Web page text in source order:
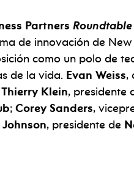
Partners Roundtable
de innovación de
como un polo de
de la vida. Evan Weiss,
Thierry Klein, presidente
; Corey Sanders,
, presidente de